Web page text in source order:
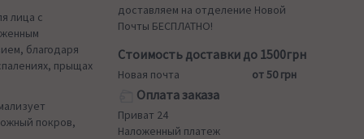
лица с
благодаря
прыщах
покров,
доставляем на отделение Новой
Почты БЕСПЛАТНО!
Стоимость доставки до 1500грн
Новая почта от 50 грн
Оплата заказа
Приват 24
Наложенный платеж